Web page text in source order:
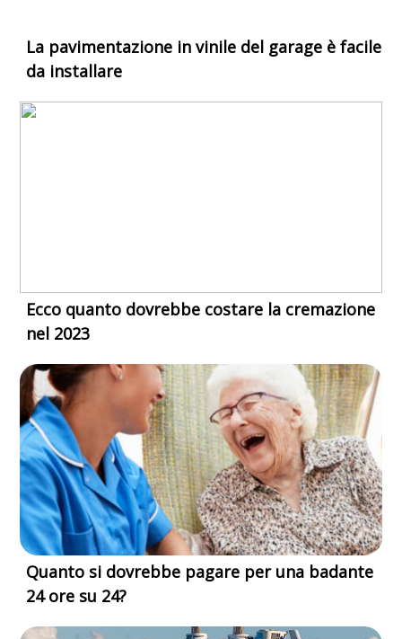
La pavimentazione in vinile del garage è facile
da installare
Ecco quanto dovrebbe costare la cremazione
nel 2023
Quanto si dovrebbe pagare per una badante
24 ore su 24?